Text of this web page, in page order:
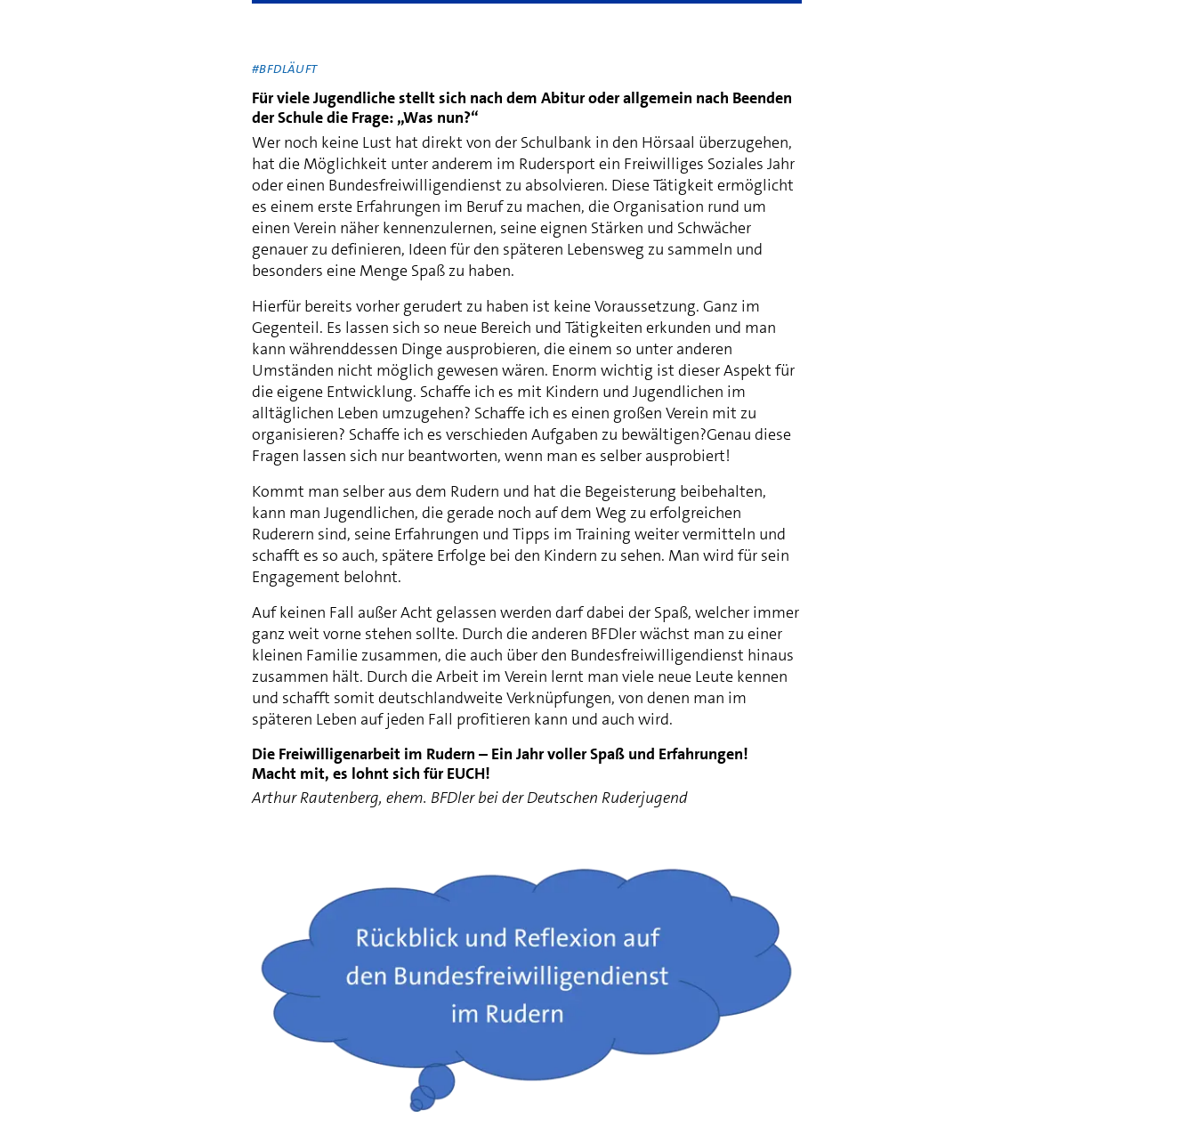
#BFDLÄUFT
Für viele Jugendliche stellt sich nach dem Abitur oder allgemein nach Beenden
der Schule die Frage: „Was nun?“
Wer noch keine Lust hat direkt von der Schulbank in den Hörsaal überzugehen,
hat die Möglichkeit unter anderem im Rudersport ein Freiwilliges Soziales Jahr
oder einen Bundesfreiwilligendienst zu absolvieren. Diese Tätigkeit ermöglicht
es einem erste Erfahrungen im Beruf zu machen, die Organisation rund um
einen Verein näher kennenzulernen, seine eignen Stärken und Schwächer
genauer zu definieren, Ideen für den späteren Lebensweg zu sammeln und
besonders eine Menge Spaß zu haben.
Hierfür bereits vorher gerudert zu haben ist keine Voraussetzung. Ganz im
Gegenteil. Es lassen sich so neue Bereich und Tätigkeiten erkunden und man
kann währenddessen Dinge ausprobieren, die einem so unter anderen
Umständen nicht möglich gewesen wären. Enorm wichtig ist dieser Aspekt für
die eigene Entwicklung. Schaffe ich es mit Kindern und Jugendlichen im
alltäglichen Leben umzugehen? Schaffe ich es einen großen Verein mit zu
organisieren? Schaffe ich es verschieden Aufgaben zu bewältigen?Genau diese
Fragen lassen sich nur beantworten, wenn man es selber ausprobiert!
Kommt man selber aus dem Rudern und hat die Begeisterung beibehalten,
kann man Jugendlichen, die gerade noch auf dem Weg zu erfolgreichen
Ruderern sind, seine Erfahrungen und Tipps im Training weiter vermitteln und
schafft es so auch, spätere Erfolge bei den Kindern zu sehen. Man wird für sein
Engagement belohnt.
Auf keinen Fall außer Acht gelassen werden darf dabei der Spaß, welcher immer
ganz weit vorne stehen sollte. Durch die anderen BFDler wächst man zu einer
kleinen Familie zusammen, die auch über den Bundesfreiwilligendienst hinaus
zusammen hält. Durch die Arbeit im Verein lernt man viele neue Leute kennen
und schafft somit deutschlandweite Verknüpfungen, von denen man im
späteren Leben auf jeden Fall profitieren kann und auch wird.
Die Freiwilligenarbeit im Rudern – Ein Jahr voller Spaß und Erfahrungen!
Macht mit, es lohnt sich für EUCH!
Arthur Rautenberg, ehem. BFDler bei der Deutschen Ruderjugend